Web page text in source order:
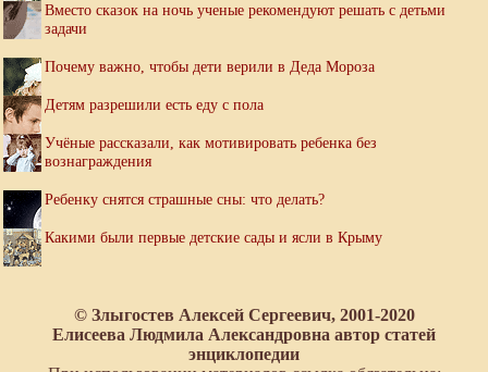
Вместо сказок на ночь ученые рекомендуют решать с детьми
задачи
Почему важно, чтобы дети верили в Деда Мороза
Детям разрешили есть еду с пола
Учёные рассказали, как мотивировать ребенка без
вознаграждения
Ребенку снятся страшные сны: что делать?
Какими были первые детские сады и ясли в Крыму
© Злыгостев Алексей Сергеевич, 2001-2020
Елисеева Людмила Александровна автор статей
энциклопедии